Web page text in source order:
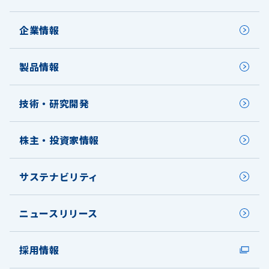
企業情報
製品情報
技術・研究開発
株主・投資家情報
サステナビリティ
ニュースリリース
採用情報